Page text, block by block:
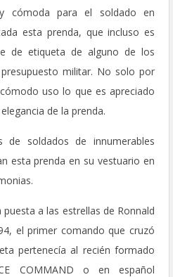
cómoda para el soldado en
esta prenda, que incluso es
de etiqueta de alguno de los
militar. No solo por
uso lo que es apreciado
de la prenda.
de soldados de innumerables
esta prenda en su vestuario en
puesta a las estrellas de Ronnald
el primer comando que cruzó
pertenecía al recién formado
COMMAND o en español